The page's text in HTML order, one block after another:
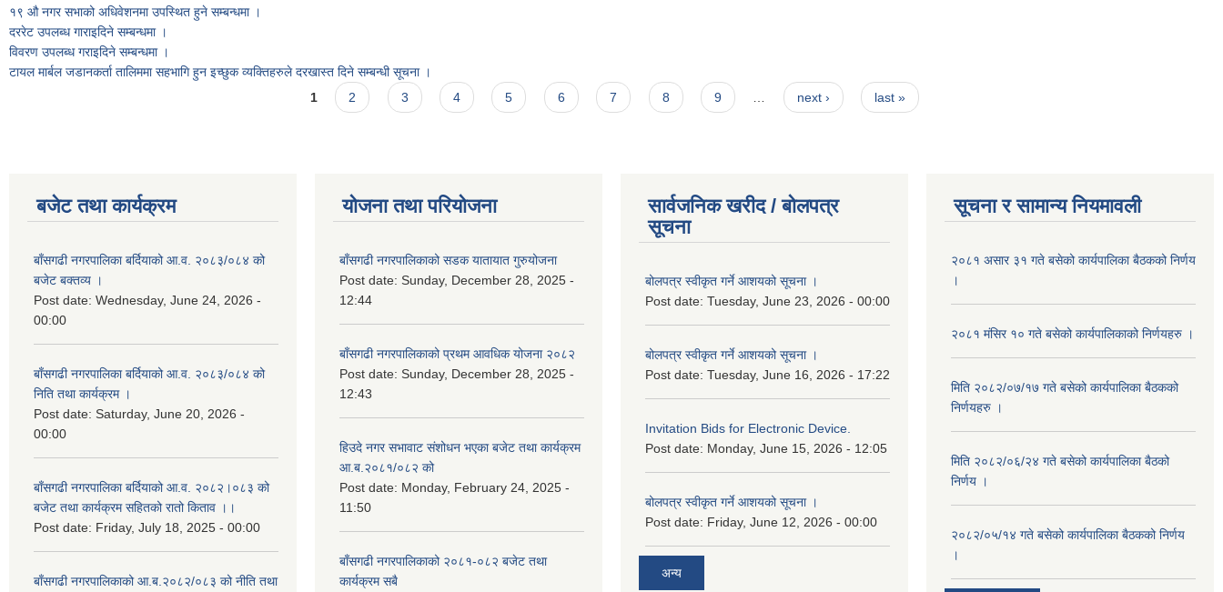
१९ औ नगर सभाको अधिवेशनमा उपस्थित हुने सम्बन्धमा ।
दररेट उपलब्ध गाराइदिने सम्बन्धमा ।
विवरण उपलब्ध गराइदिने सम्बन्धमा ।
टायल मार्बल जडानकर्ता तालिममा सहभागि हुन इच्छुक व्यक्तिहरुले दरखास्त दिने सम्बन्धी सूचना ।
1 2 3 4 5 6 7 8 9 next › last »
बजेट तथा कार्यक्रम
बाँसगढी नगरपालिका बर्दियाको आ.व. २०८३/०८४ को
बजेट बक्तव्य ।
Post date: Wednesday, June 24, 2026 -
00:00
बाँसगढी नगरपालिका बर्दियाको आ.व. २०८३/०८४ को
निति तथा कार्यक्रम ।
Post date: Saturday, June 20, 2026 -
00:00
बाँसगढी नगरपालिका बर्दियाको आ.व. २०८२।०८३ को
बजेट तथा कार्यक्रम सहितको रातो किताव ।।
Post date: Friday, July 18, 2025 - 00:00
बाँसगढी नगरपालिकाको आ.ब.२०८२/०८३ को नीति तथा
योजना तथा परियोजना
बाँसगढी नगरपालिकाको सडक यातायात गुरुयोजना
Post date: Sunday, December 28, 2025 -
12:44
बाँसगढी नगरपालिकाको प्रथम आवधिक योजना २०८२
Post date: Sunday, December 28, 2025 -
12:43
हिउदे नगर सभावाट संशोधन भएका बजेट तथा कार्यक्रम
आ.ब.२०८१/०८२ को
Post date: Monday, February 24, 2025 -
11:50
बाँसगढी नगरपालिकाको २०८१-०८२ बजेट तथा
कार्यक्रम सबै
सार्वजनिक खरीद / बोलपत्र
सूचना
बोलपत्र स्वीकृत गर्ने आशयको सूचना ।
Post date: Tuesday, June 23, 2026 - 00:00
बोलपत्र स्वीकृत गर्ने आशयको सूचना ।
Post date: Tuesday, June 16, 2026 - 17:22
Invitation Bids for Electronic Device.
Post date: Monday, June 15, 2026 - 12:05
बोलपत्र स्वीकृत गर्ने आशयको सूचना ।
Post date: Friday, June 12, 2026 - 00:00
अन्य
सूचना र सामान्य नियमावली
२०८१ असार ३१ गते बसेको कार्यपालिका बैठकको निर्णय
।
२०८१ मंसिर १० गते बसेको कार्यपालिकाको निर्णयहरु ।
मिति २०८२/०७/१७ गते बसेको कार्यपालिका बैठकको
निर्णयहरु ।
मिति २०८२/०६/२४ गते बसेको कार्यपालिका बैठको
निर्णय ।
२०८२/०५/१४ गते बसेको कार्यपालिका बैठकको निर्णय
।